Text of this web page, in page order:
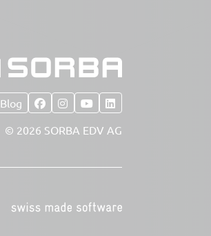
Blog
© 2026 SORBA EDV AG